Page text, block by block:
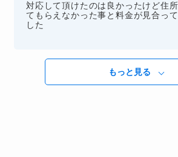
対応して頂けたのは良かったけど住
てもらえなかった事と料金が見合っ
した
もっと見る